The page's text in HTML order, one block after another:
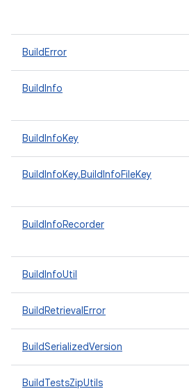
BuildError
BuildInfo
BuildInfoKey
BuildInfoKey.BuildInfoFileKey
BuildInfoRecorder
BuildInfoUtil
BuildRetrievalError
BuildSerializedVersion
BuildTestsZipUtils